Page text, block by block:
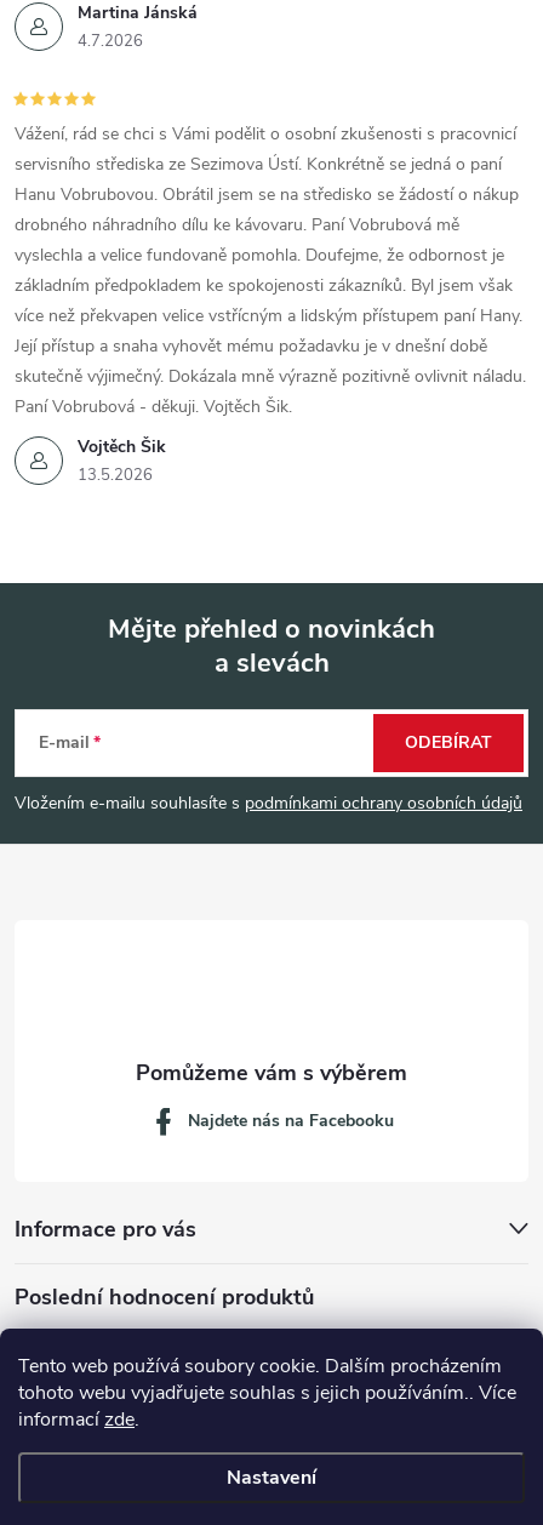
Tento web používá soubory cookie. Dalším procházením
tohoto webu vyjadřujete souhlas s jejich používáním.. Více
informacízde.
Nastavení
Martina Jánská
4.7.2026
Vojtěch Šik
13.5.2026
Vážení, rád se chci s Vámi podělit o osobní zkušenosti s pracovnicí
servisního střediska ze Sezimova Ústí. Konkrétně se jedná o paní
Hanu Vobrubovou. Obrátil jsem se na středisko se žádostí o nákup
drobného náhradního dílu ke kávovaru. Paní Vobrubová mě
vyslechla a velice fundovaně pomohla. Doufejme, že odbornost je
základním předpokladem ke spokojenosti zákazníků. Byl jsem však
více než překvapen velice vstřícným a lidským přístupem paní Hany.
Její přístup a snaha vyhovět mému požadavku je v dnešní době
skutečně výjimečný. Dokázala mně výrazně pozitivně ovlivnit náladu.
Paní Vobrubová - děkuji. Vojtěch Šik.
p
Mějte přehled o novinkách
a slevách
E-mail
Vložením e-mailu souhlasíte s podmínkami ochrany osobních údajů
ODEBÍRAT
Informace pro vás
Najdete nás na Facebooku
Poslední hodnocení produktů
Dávkovací lžička na mletou kávu 53132C8134